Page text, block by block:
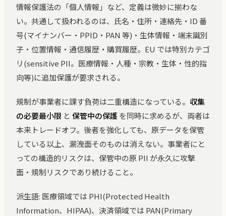
情報保護法の「個人情報」など、定義は微妙に揃わな
い。共通して扱われるのは、氏名・住所・連絡先・ID 番
号(マイナンバー・PPID・PAN 等)・生体情報・端末識別
子・位置情報・通信履歴・購買履歴。EU では特別カテゴ
リ(sensitive PII。医療情報・人種・宗教・生体・性的指
向等)に追加保護が要求される。
規制が事業者に課す負荷は二重構造になっている。 収集
の必要最小限 と 保管中の保護を同時に求めるが、両者は
本来トレードオフ。後者を強化しても、原データを保管
している以上、漏洩面そのものは消えない。事業者にと
っての構造的リスクは、保管中の原 PII が永久に攻撃
面・規制リスクであり続けること。
派生語: 医療領域では PHI(Protected Health
Information、HIPAA)、決済領域では PAN(Primary